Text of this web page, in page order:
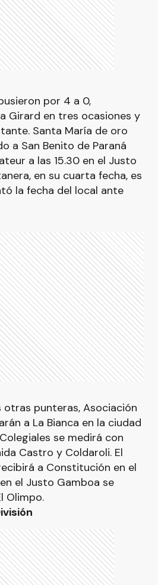
por 4 a 0,
Girard en tres ocasiones y
Santa María de oro
a San Benito de Paraná
a las 15.30 en el Justo
en su cuarta fecha, es
la fecha del local ante
otras punteras, Asociación
a La Bianca en la ciudad
se medirá con
Castro y Coldaroli. El
a Constitución en el
el Justo Gamboa se
Olimpo.